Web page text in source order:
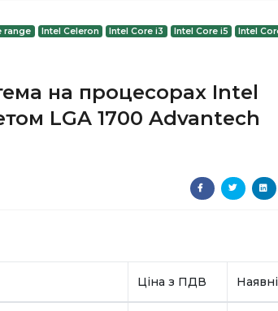
range Intel Celeron Intel Core i3 Intel Core i5 Intel
на процесорах Intel
LGA 1700 Advantech
Ціна з ПДВ